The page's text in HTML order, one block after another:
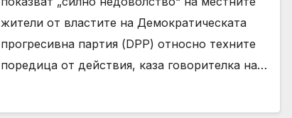
жители от властите на Демократическата
прогресивна партия (DPP) относно техните
поредица от действия, каза говорителка на…